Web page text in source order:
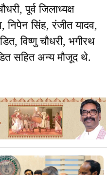
पूर्व जिलाध्यक्ष
निपेन सिंह, रंजीत यादव,
विष्णु चौधरी, भगीरथ
सहित अन्य मौजूद थे.